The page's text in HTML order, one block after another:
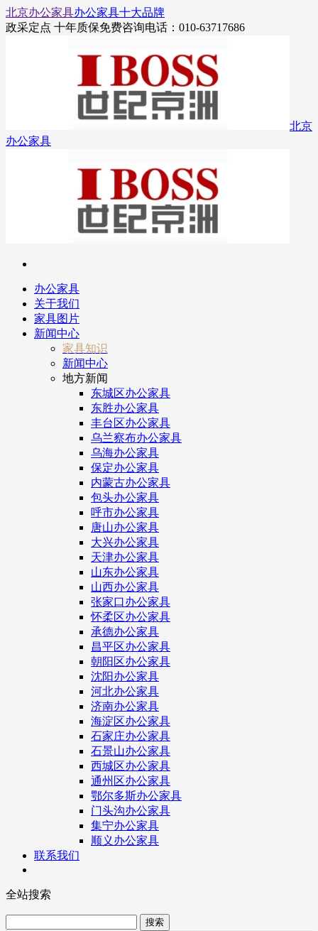
北京办公家具办公家具十大品牌
政采定点 十年质保免费咨询电话：010-63717686
北京
办公家具
办公家具
关于我们
家具图片
新闻中心
家具知识
新闻中心
地方新闻
东城区办公家具
东胜办公家具
丰台区办公家具
乌兰察布办公家具
乌海办公家具
保定办公家具
内蒙古办公家具
包头办公家具
呼市办公家具
唐山办公家具
大兴办公家具
天津办公家具
山东办公家具
山西办公家具
张家口办公家具
怀柔区办公家具
承德办公家具
昌平区办公家具
朝阳区办公家具
沈阳办公家具
河北办公家具
济南办公家具
海淀区办公家具
石家庄办公家具
石景山办公家具
西城区办公家具
通州区办公家具
鄂尔多斯办公家具
门头沟办公家具
集宁办公家具
顺义办公家具
联系我们
全站搜索